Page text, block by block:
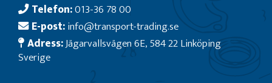
Telefon:013-36 78 00
E-post:info@transport-trading.se
Adress:Jägarvallsvägen 6E, 584 22 Linköping
Sverige